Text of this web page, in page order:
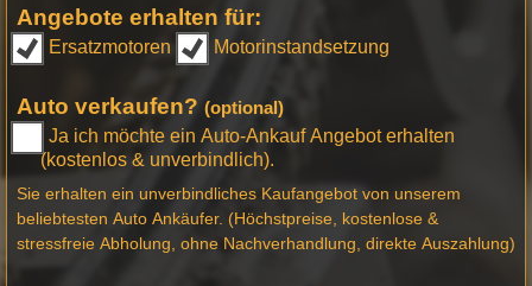
Angebote erhalten für:
Ersatzmotoren Motorinstandsetzung
Auto verkaufen? (optional)
Ja ich möchte ein Auto-Ankauf Angebot erhalten
(kostenlos & unverbindlich).
Sie erhalten ein unverbindliches Kaufangebot von unserem
beliebtesten Auto Ankäufer. (Höchstpreise, kostenlose &
stressfreie Abholung, ohne Nachverhandlung, direkte Auszahlung)